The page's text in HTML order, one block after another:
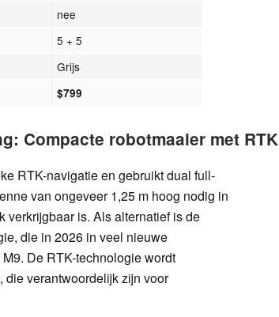
nee
5 + 5
Grijs
$799
Compacte robotmaaier met RTK
RTK-navigatie en gebruikt dual full-
van ongeveer 1,25 m hoog nodig in
verkrijgbaar is. Als alternatief is de
die in 2026 in veel nieuwe
De RTK-technologie wordt
die verantwoordelijk zijn voor